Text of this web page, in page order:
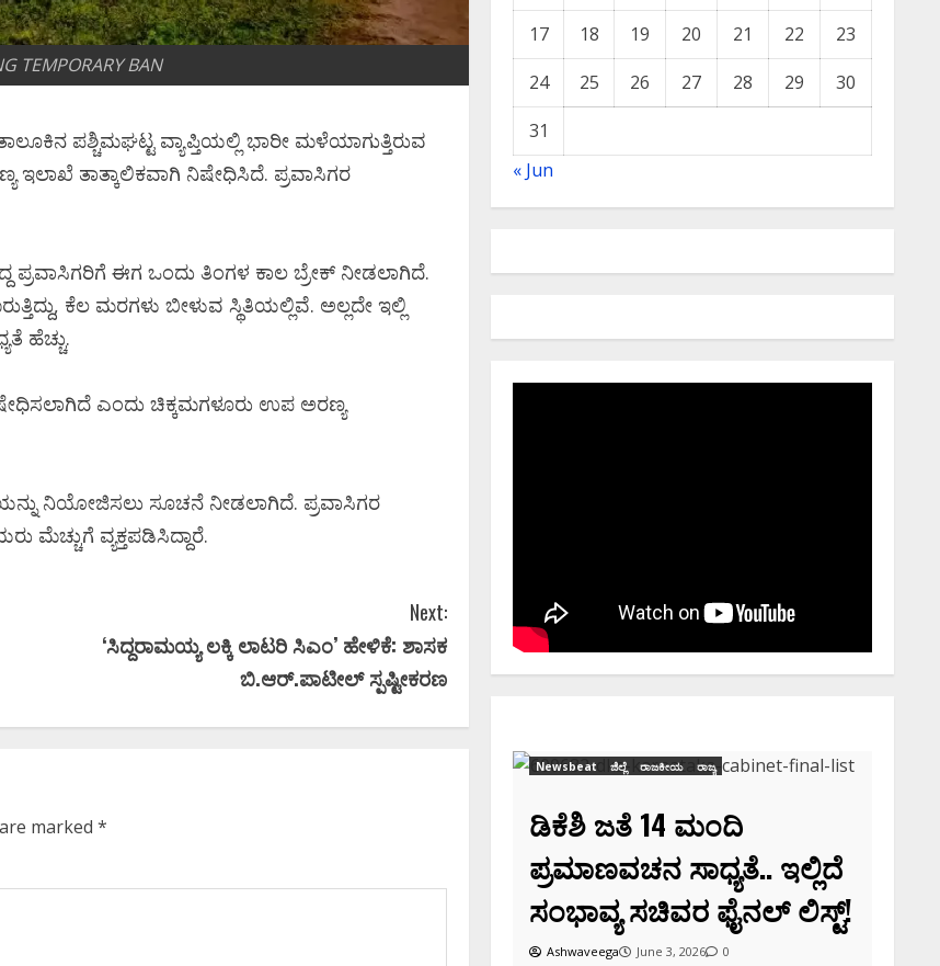
TEMPORARY BAN
ಪಶ್ಚಿಮಘಟ್ಟ ವ್ಯಾಪ್ತಿಯಲ್ಲಿ ಭಾರೀ ಮಳೆಯಾಗುತ್ತಿರುವ
ಇಲಾಖೆ ತಾತ್ಕಾಲಿಕವಾಗಿ ನಿಷೇಧಿಸಿದೆ. ಪ್ರವಾಸಿಗರ
ಈಗ ಒಂದು ತಿಂಗಳ ಕಾಲ ಬ್ರೇಕ್ ನೀಡಲಾಗಿದೆ.
ಕೆಲ ಮರಗಳು ಬೀಳುವ ಸ್ಥಿತಿಯಲ್ಲಿವೆ. ಅಲ್ಲದೇ ಇಲ್ಲಿ
ಹೆಚ್ಚು.
ಎಂದು ಚಿಕ್ಕಮಗಳೂರು ಉಪ ಅರಣ್ಯ
ನಿಯೋಜಿಸಲು ಸೂಚನೆ ನೀಡಲಾಗಿದೆ. ಪ್ರವಾಸಿಗರ
ಮೆಚ್ಚುಗೆ ವ್ಯಕ್ತಪಡಿಸಿದ್ದಾರೆ.
Next:
‘ಸಿದ್ದರಾಮಯ್ಯ ಲಕ್ಕಿ ಲಾಟರಿ ಸಿಎಂ’ ಹೇಳಿಕೆ: ಶಾಸಕ
ಬಿ.ಆರ್.ಪಾಟೀಲ್ ಸ್ಪಷ್ಟೀಕರಣ
marked *
17
18 19 20 21 22
23
24
25 26 27 28 29
30
31
« Jun
Newsbeat ಜಿಲ್ಲೆ ರಾಜಕೀಯ ರಾಜ್ಯ
ಡಿಕೆಶಿ ಜತೆ 14 ಮಂದಿ
ಪ್ರಮಾಣವಚನ ಸಾಧ್ಯತೆ.. ಇಲ್ಲಿದೆ
ಸಂಭಾವ್ಯ ಸಚಿವರ ಫೈನಲ್ ಲಿಸ್ಟ್‌!
Ashwaveega June 3, 2026 0